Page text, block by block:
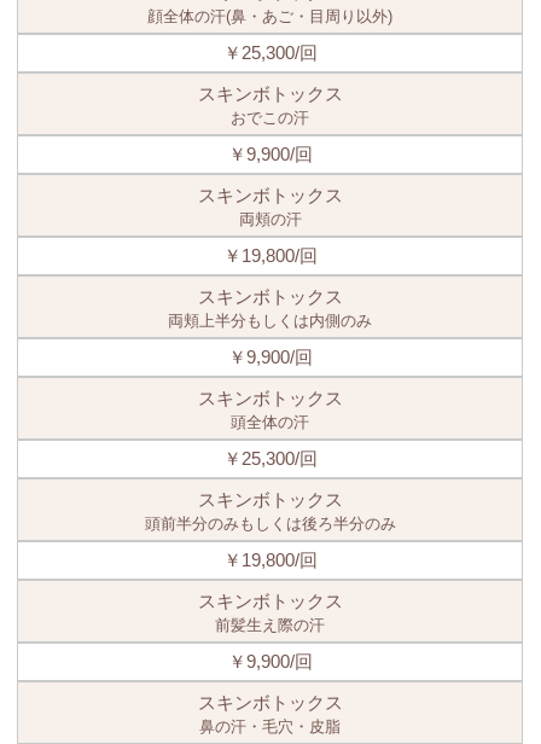
顔全体の汗(鼻・あご・目周り以外)
￥25,300/回
スキンボトックス
おでこの汗
￥9,900/回
スキンボトックス
両頬の汗
￥19,800/回
スキンボトックス
両頬上半分もしくは内側のみ
￥9,900/回
スキンボトックス
頭全体の汗
￥25,300/回
スキンボトックス
頭前半分のみもしくは後ろ半分のみ
￥19,800/回
スキンボトックス
前髪生え際の汗
￥9,900/回
スキンボトックス
鼻の汗・毛穴・皮脂